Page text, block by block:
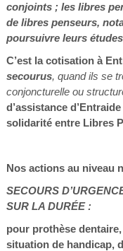
conjoints ; les libres
de libres penseurs,
poursuivre leurs
C’est la cotisation à
secourus, quand ils se
conjoncturelle ou
d’assistance
solidarité entre Libres
Nos actions au niveau
SECOURS
SUR LA DURÉE :
pour prothèse
situation de handicap,